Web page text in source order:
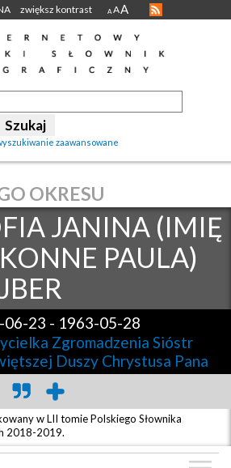
zwiększ kontrast A AA
zaawansowane
OKRESU
JANINA (IMIĘ
PAULA)
06-23 - 1963-05-28
Zgromadzenia Sióstr
Duszy Chrystusa Pana
w LII tomie Polskiego Słownika
2018-2019.